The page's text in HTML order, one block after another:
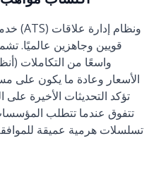
واسعًا من التكاملات
الأسعار وعادة ما يكون على
تسلسلات هرمية عميقة